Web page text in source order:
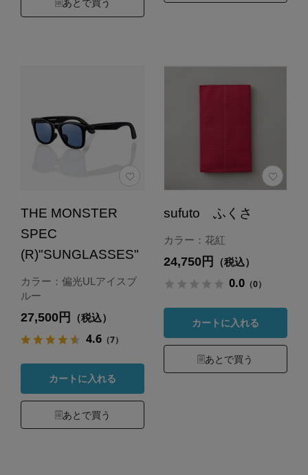
あとで買う
THE MONSTER
SPEC
(R)"SUNGLASSES"
カラー：偏光ULアイスブ
ルー
27,500円 （税込）
4.6（7）
カートに入れる
あとで買う
sufuto ふくさ
カラー：花紅
24,750円 （税込）
0.0（0）
カートに入れる
あとで買う